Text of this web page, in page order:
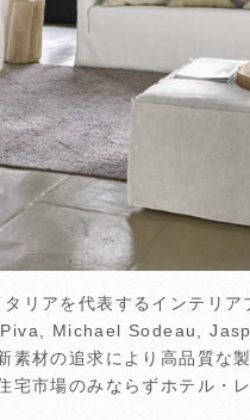
リアを代表するインテリア
Michael Sodeau,
材の追求により高品質な
宅市場のみならずホテル・